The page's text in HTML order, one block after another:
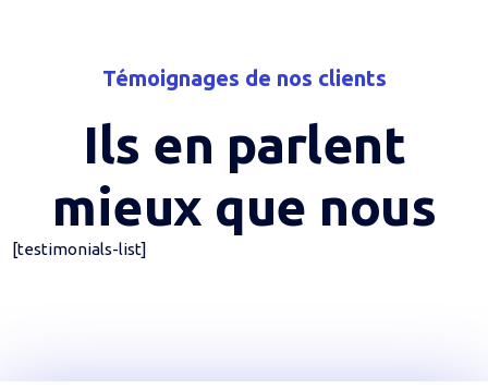
Témoignages de nos clients
Ils en parlent
mieux que nous
[testimonials-list]